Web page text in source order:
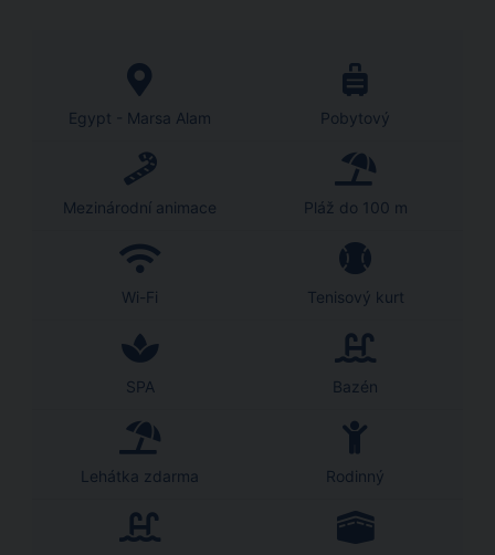
Egypt - Marsa Alam Pobytový
Mezinárodní animace Pláž do 100 m
Wi-Fi Tenisový kurt
SPA Bazén
Lehátka zdarma Rodinný